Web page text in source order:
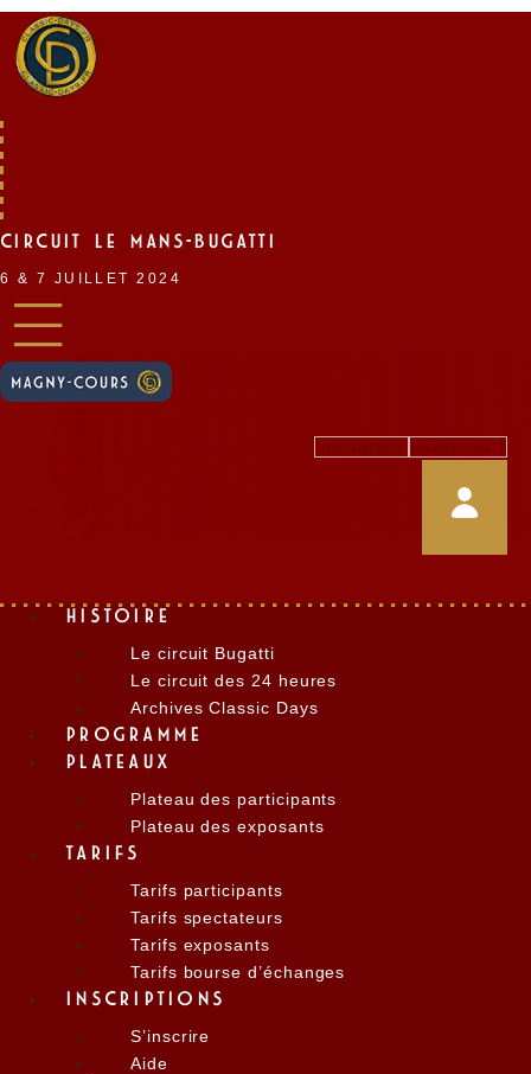
Skip
content
CIRCUIT LE MANS-BUGATTI
6 & 7 JUILLET 2024
HISTOIRE
Le circuit Bugatti
Le circuit des 24 heures
Archives Classic Days
PROGRAMME
PLATEAUX
Plateau des participants
Plateau des exposants
TARIFS
Tarifs participants
Tarifs spectateurs
Tarifs exposants
Tarifs bourse d’échanges
INSCRIPTIONS
S’inscrire
Aide